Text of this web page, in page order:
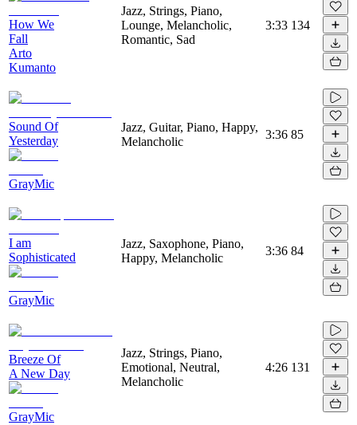
How We
Fall
Arto
Kumanto
Jazz, Strings, Piano,
Lounge, Melancholic,
Romantic, Sad
3:33 134
Sound Of
Yesterday
GrayMic
Jazz, Guitar, Piano, Happy,
Melancholic
3:36 85
I am
Sophisticated
GrayMic
Jazz, Saxophone, Piano,
Happy, Melancholic
3:36 84
Breeze Of
A New Day
GrayMic
Jazz, Strings, Piano,
Emotional, Neutral,
Melancholic
4:26 131